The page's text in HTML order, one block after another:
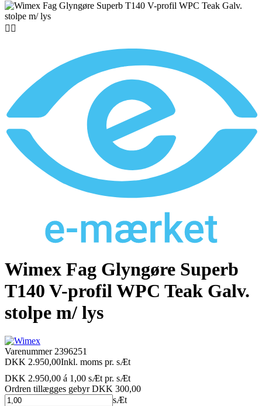
 
Wimex Fag Glyngøre Superb
T140 V-profil WPC Teak Galv.
stolpe m/ lys
Varenummer 2396251
DKK 2.950,00Inkl. moms pr. sÆt
DKK 2.950,00 á 1,00 sÆt pr. sÆt
Ordren tillægges gebyr DKK 300,00
sÆt